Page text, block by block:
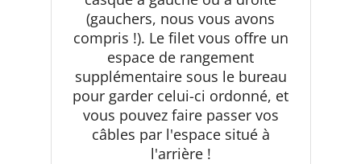
(gauchers, nous vous avons
compris !). Le filet vous offre un
espace de rangement
supplémentaire sous le bureau
pour garder celui-ci ordonné, et
vous pouvez faire passer vos
câbles par l'espace situé à
l'arrière !